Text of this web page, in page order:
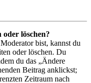
löschen?
bist, kannst du
oder löschen. Du
du das „Ändere
Beitrag anklickst;
Zeitraum nach